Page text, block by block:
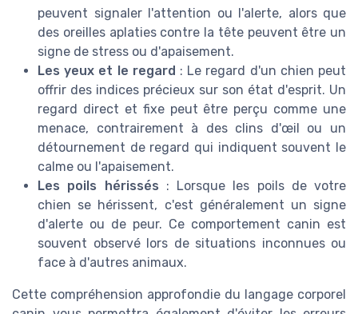
peuvent signaler l'attention ou l'alerte, alors que
des oreilles aplaties contre la tête peuvent être un
signe de stress ou d'apaisement.
Les yeux et le regard : Le regard d'un chien peut
offrir des indices précieux sur son état d'esprit. Un
regard direct et fixe peut être perçu comme une
menace, contrairement à des clins d'œil ou un
détournement de regard qui indiquent souvent le
calme ou l'apaisement.
Les poils hérissés : Lorsque les poils de votre
chien se hérissent, c'est généralement un signe
d'alerte ou de peur. Ce comportement canin est
souvent observé lors de situations inconnues ou
face à d'autres animaux.
Cette compréhension approfondie du langage corporel